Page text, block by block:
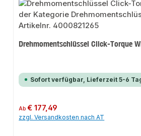
Drehmomentschlüssel Click-Torque
Sofort verfügbar, Lieferzeit 5-6
Regulärer Preis:
Ab€ 177,49
zzgl. Versandkosten nach AT